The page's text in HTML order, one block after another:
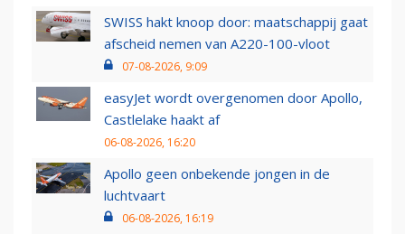
SWISS hakt knoop door: maatschappij gaat
afscheid nemen van A220-100-vloot
07-08-2026, 9:09
easyJet wordt overgenomen door Apollo,
Castlelake haakt af
06-08-2026, 16:20
Apollo geen onbekende jongen in de
luchtvaart
06-08-2026, 16:19